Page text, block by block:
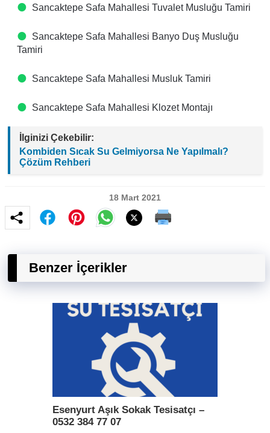
Sancaktepe Safa Mahallesi Tuvalet Musluğu Tamiri
Sancaktepe Safa Mahallesi Banyo Duş Musluğu
Tamiri
Sancaktepe Safa Mahallesi Musluk Tamiri
Sancaktepe Safa Mahallesi Klozet Montajı
İlginizi Çekebilir:
Kombiden Sıcak Su Gelmiyorsa Ne Yapılmalı?
Çözüm Rehberi
18 Mart 2021
Benzer İçerikler
Esenyurt Aşık Sokak Tesisatçı –
0532 384 77 07